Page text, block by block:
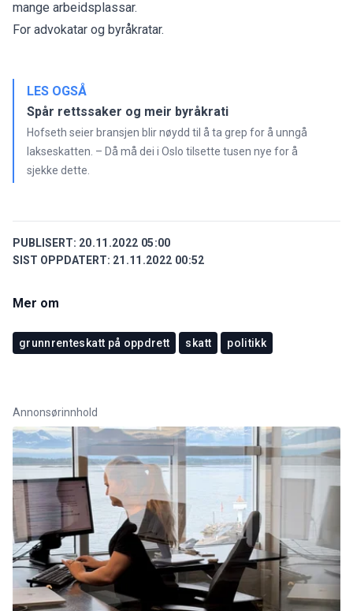
mange arbeidsplassar.
For advokatar og byråkratar.
LES OGSÅ
Spår rettssaker og meir byråkrati
Hofseth seier bransjen blir nøydd til å ta grep for å unngå
lakseskatten. – Då må dei i Oslo tilsette tusen nye for å
sjekke dette.
PUBLISERT: 20.11.2022 05:00
SIST OPPDATERT: 21.11.2022 00:52
Mer om
grunnrenteskatt på oppdrett skatt politikk
Annonsørinnhold